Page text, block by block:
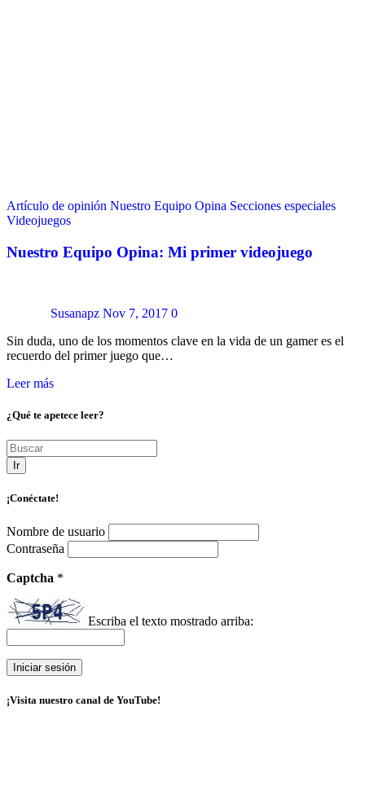
Artículo de opinión Nuestro Equipo Opina Secciones especiales
Videojuegos
Nuestro Equipo Opina: Mi primer videojuego
Susanapz Nov 7, 2017 0
Sin duda, uno de los momentos clave en la vida de un gamer es el
recuerdo del primer juego que…
Leer más
¿Qué te apetece leer?
Ir
¡Conéctate!
Nombre de usuario
Contraseña
Captcha *
Escriba el texto mostrado arriba:
¡Visita nuestro canal de YouTube!